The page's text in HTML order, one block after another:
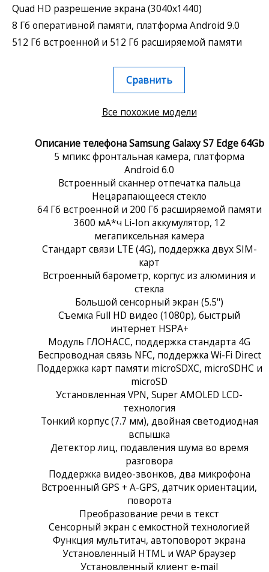
Quad HD разрешение экрана (3040x1440)
8 Гб оперативной памяти, платформа Android 9.0
512 Гб встроенной и 512 Гб расширяемой памяти
Сравнить
Все похожие модели
Описание телефона Samsung Galaxy S7 Edge 64Gb
5 мпикс фронтальная камера, платформа
Android 6.0
Встроенный сканнер отпечатка пальца
Нецарапающееся стекло
64 Гб встроенной и 200 Гб расширяемой памяти
3600 мА*ч Li-Ion аккумулятор, 12
мегапиксельная камера
Стандарт связи LTE (4G), поддержка двух SIM-
карт
Встроенный барометр, корпус из алюминия и
стекла
Большой сенсорный экран (5.5")
Съемка Full HD видео (1080p), быстрый
интернет HSPA+
Модуль ГЛОНАСС, поддержка стандарта 4G
Беспроводная связь NFC, поддержка Wi-Fi Direct
Поддержка карт памяти microSDXC, microSDHC и
microSD
Установленная VPN, Super AMOLED LCD-
технология
Тонкий корпус (7.7 мм), двойная светодиодная
вспышка
Детектор лиц, подавления шума во время
разговора
Поддержка видео-звонков, два микрофона
Встроенный GPS + A-GPS, датчик ориентации,
поворота
Преобразование речи в текст
Сенсорный экран c емкостной технологией
Функция мультитач, автоповорот экрана
Установленный HTML и WAP браузер
Установленный клиент e-mail